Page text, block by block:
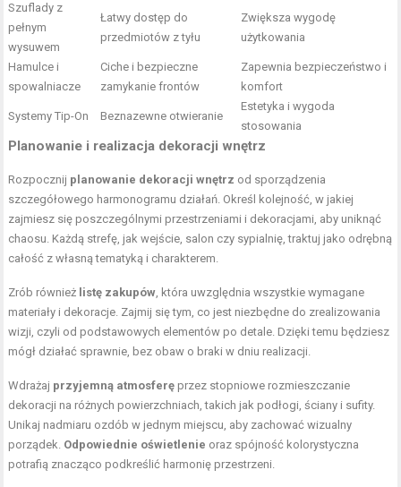
Szuflady z
pełnym
wysuwem
Łatwy dostęp do
przedmiotów z tyłu
Zwiększa wygodę
użytkowania
Hamulce i
spowalniacze
Ciche i bezpieczne
zamykanie frontów
Zapewnia bezpieczeństwo i
komfort
Systemy Tip-On Beznazewne otwieranie
Estetyka i wygoda
stosowania
Planowanie i realizacja dekoracji wnętrz
Rozpocznij planowanie dekoracji wnętrz od sporządzenia
szczegółowego harmonogramu działań. Określ kolejność, w jakiej
zajmiesz się poszczególnymi przestrzeniami i dekoracjami, aby uniknąć
chaosu. Każdą strefę, jak wejście, salon czy sypialnię, traktuj jako odrębną
całość z własną tematyką i charakterem.
Zrób również listę zakupów, która uwzględnia wszystkie wymagane
materiały i dekoracje. Zajmij się tym, co jest niezbędne do zrealizowania
wizji, czyli od podstawowych elementów po detale. Dzięki temu będziesz
mógł działać sprawnie, bez obaw o braki w dniu realizacji.
Wdrażaj przyjemną atmosferę przez stopniowe rozmieszczanie
dekoracji na różnych powierzchniach, takich jak podłogi, ściany i sufity.
Unikaj nadmiaru ozdób w jednym miejscu, aby zachować wizualny
porządek. Odpowiednie oświetlenie oraz spójność kolorystyczna
potrafią znacząco podkreślić harmonię przestrzeni.